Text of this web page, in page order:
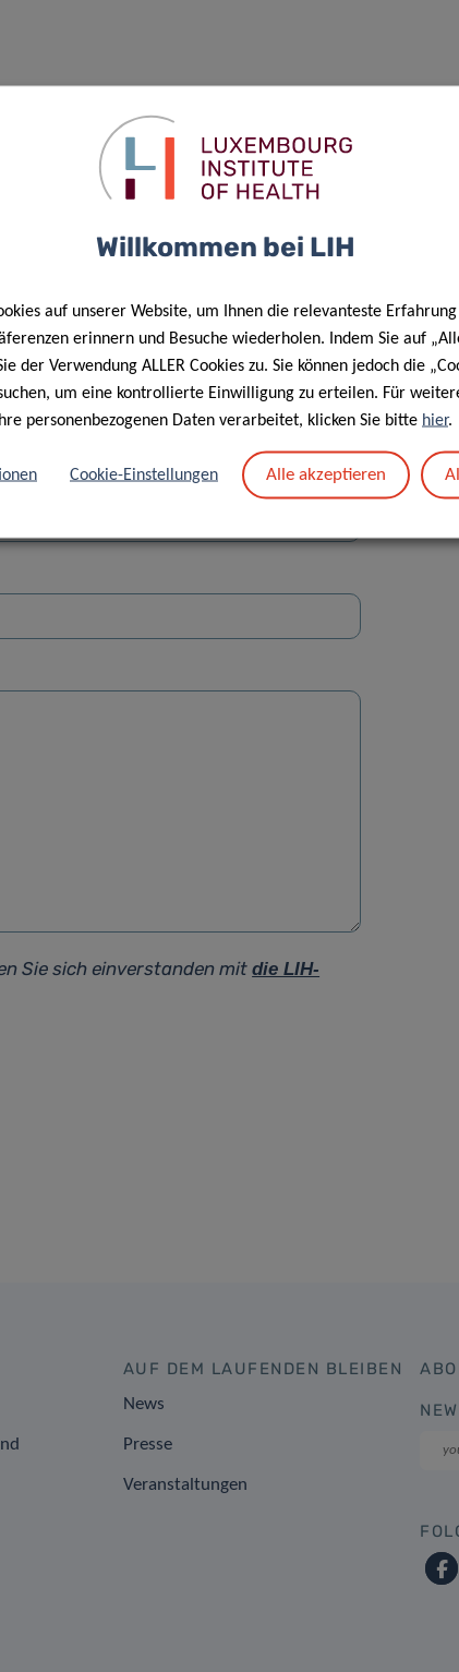
*
Sie sich einverstanden mitdie LIH-
AUF DEM LAUFENDEN BLEIBEN
News
Presse
Veranstaltungen
Willkommen bei LIH
auf unserer Website, um Ihnen die relevanteste
erinnern und Besuche wiederholen. Indem Sie auf
der Verwendung ALLER Cookies zu. Sie können jedoch die
um eine kontrollierte Einwilligung zu erteilen. Für
personenbezogenen Daten verarbeitet, klicken Sie bitte hier.
Cookie-Einstellungen Alle akzeptieren